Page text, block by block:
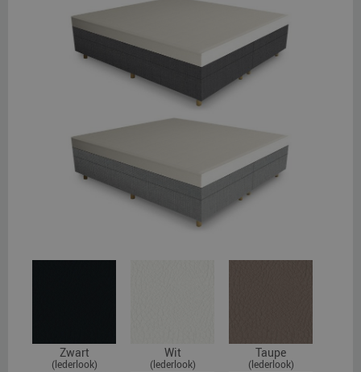
Zwart
(lederlook)
Wit
(lederlook)
Taupe
(lederlook)